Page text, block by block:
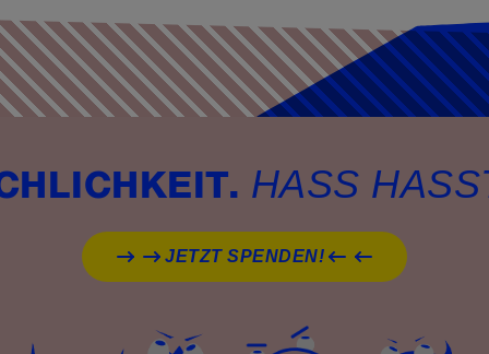
HASS
JETZT SPENDEN!